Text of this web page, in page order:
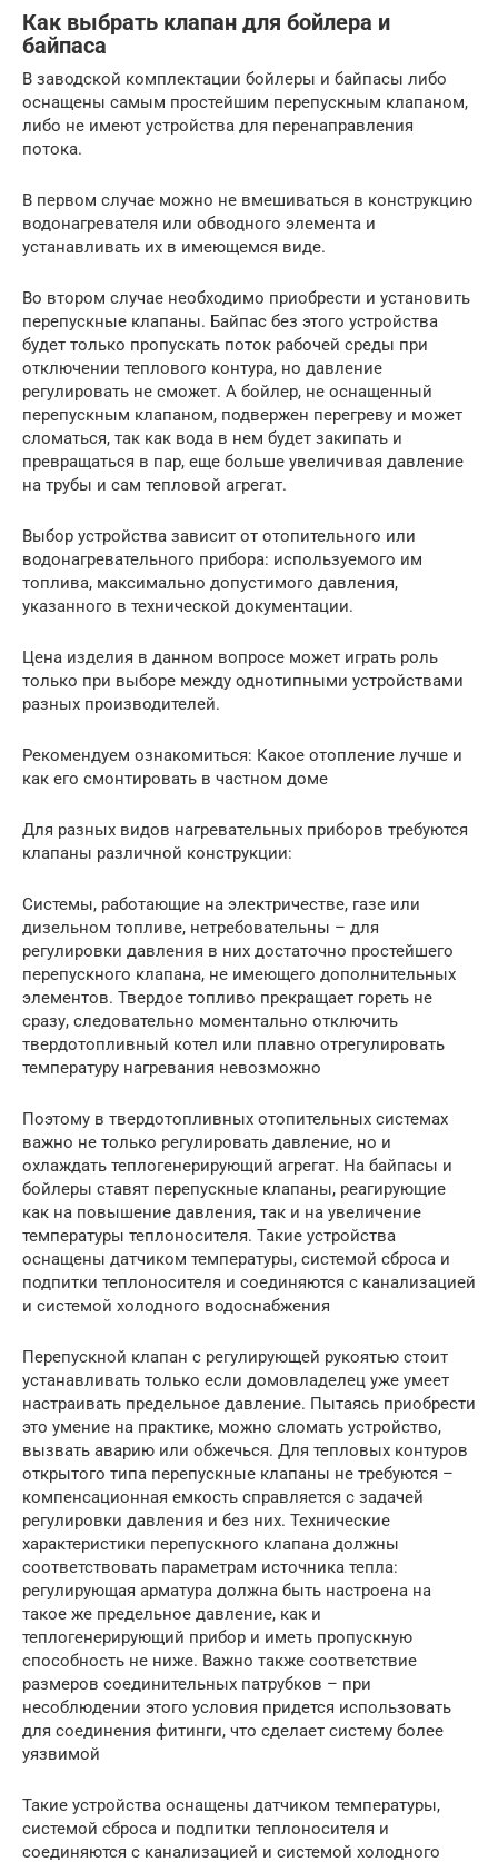
Как выбрать клапан для бойлера и
байпаса
В заводской комплектации бойлеры и байпасы либо
оснащены самым простейшим перепускным клапаном,
либо не имеют устройства для перенаправления
потока.
В первом случае можно не вмешиваться в конструкцию
водонагревателя или обводного элемента и
устанавливать их в имеющемся виде.
Во втором случае необходимо приобрести и установить
перепускные клапаны. Байпас без этого устройства
будет только пропускать поток рабочей среды при
отключении теплового контура, но давление
регулировать не сможет. А бойлер, не оснащенный
перепускным клапаном, подвержен перегреву и может
сломаться, так как вода в нем будет закипать и
превращаться в пар, еще больше увеличивая давление
на трубы и сам тепловой агрегат.
Выбор устройства зависит от отопительного или
водонагревательного прибора: используемого им
топлива, максимально допустимого давления,
указанного в технической документации.
Цена изделия в данном вопросе может играть роль
только при выборе между однотипными устройствами
разных производителей.
Рекомендуем ознакомиться: Какое отопление лучше и
как его смонтировать в частном доме
Для разных видов нагревательных приборов требуются
клапаны различной конструкции:
Системы, работающие на электричестве, газе или
дизельном топливе, нетребовательны – для
регулировки давления в них достаточно простейшего
перепускного клапана, не имеющего дополнительных
элементов. Твердое топливо прекращает гореть не
сразу, следовательно моментально отключить
твердотопливный котел или плавно отрегулировать
температуру нагревания невозможно
Поэтому в твердотопливных отопительных системах
важно не только регулировать давление, но и
охлаждать теплогенерирующий агрегат. На байпасы и
бойлеры ставят перепускные клапаны, реагирующие
как на повышение давления, так и на увеличение
температуры теплоносителя. Такие устройства
оснащены датчиком температуры, системой сброса и
подпитки теплоносителя и соединяются с канализацией
и системой холодного водоснабжения
Перепускной клапан с регулирующей рукоятью стоит
устанавливать только если домовладелец уже умеет
настраивать предельное давление. Пытаясь приобрести
это умение на практике, можно сломать устройство,
вызвать аварию или обжечься. Для тепловых контуров
открытого типа перепускные клапаны не требуются –
компенсационная емкость справляется с задачей
регулировки давления и без них. Технические
характеристики перепускного клапана должны
соответствовать параметрам источника тепла:
регулирующая арматура должна быть настроена на
такое же предельное давление, как и
теплогенерирующий прибор и иметь пропускную
способность не ниже. Важно также соответствие
размеров соединительных патрубков – при
несоблюдении этого условия придется использовать
для соединения фитинги, что сделает систему более
уязвимой
Такие устройства оснащены датчиком температуры,
системой сброса и подпитки теплоносителя и
соединяются с канализацией и системой холодного